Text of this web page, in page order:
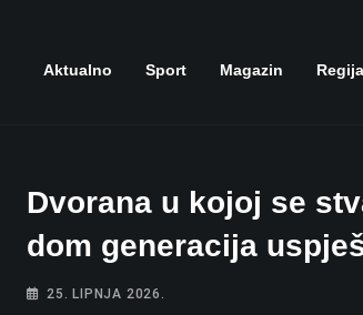
Aktualno Sport Magazin Regija
Dvorana u kojoj se
dom generacija
25. LIPNJA 2026.